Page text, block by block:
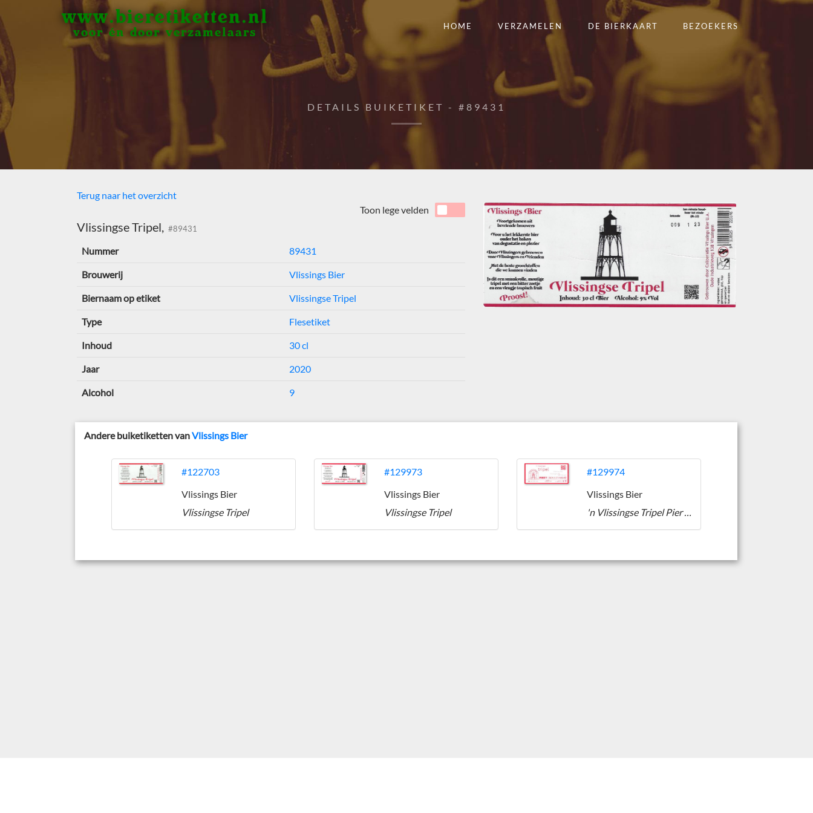
www.bieretiketten.nl
voor én door verzamelaars
HOME VERZAMELEN DE BIERKAART BEZOEKERS
DETAILS BUIKETIKET - #89431
Terug naar het overzicht
Vlissingse Tripel, #89431
Toon lege velden
Nummer 89431
Brouwerij Vlissings Bier
Biernaam op etiket Vlissingse Tripel
Type Flesetiket
Inhoud 30 cl
Jaar 2020
Alcohol 9
Andere buiketiketten vanVlissings Bier
#122703
Vlissings Bier
Vlissingse Tripel
#129973
Vlissings Bier
Vlissingse Tripel
#129974
Vlissings Bier
'n Vlissingse Tripel Pier 7 Boulevard 17